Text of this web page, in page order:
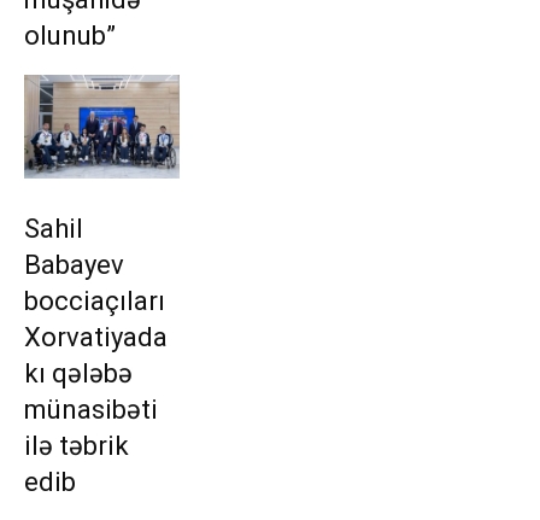
olunub”
Sahil
Babayev
bocciaçıları
Xorvatiyada
kı qələbə
münasibəti
ilə təbrik
edib